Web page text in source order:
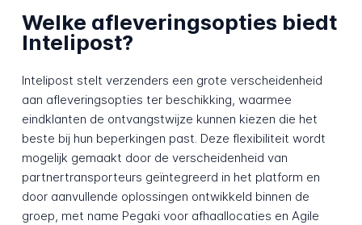
Welke afleveringsopties biedt
Intelipost?
Intelipost stelt verzenders een grote verscheidenheid
aan afleveringsopties ter beschikking, waarmee
eindklanten de ontvangstwijze kunnen kiezen die het
beste bij hun beperkingen past. Deze flexibiliteit wordt
mogelijk gemaakt door de verscheidenheid van
partnertransporteurs geïntegreerd in het platform en
door aanvullende oplossingen ontwikkeld binnen de
groep, met name Pegaki voor afhaallocaties en Agile